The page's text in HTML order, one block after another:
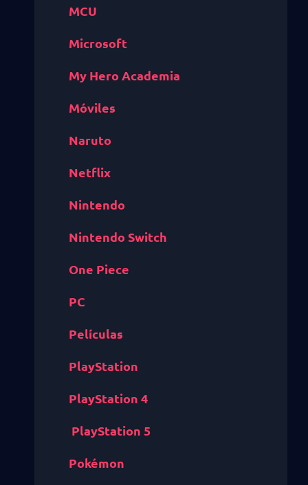
MCU
Microsoft
My Hero Academia
Móviles
Naruto
Netflix
Nintendo
Nintendo Switch
One Piece
PC
Películas
PlayStation
PlayStation 4
PlayStation 5
Pokémon